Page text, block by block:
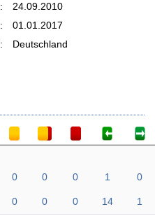
24.09.2010
01.01.2017
Deutschland
0 0 0 1 0
0 0 0 14 1